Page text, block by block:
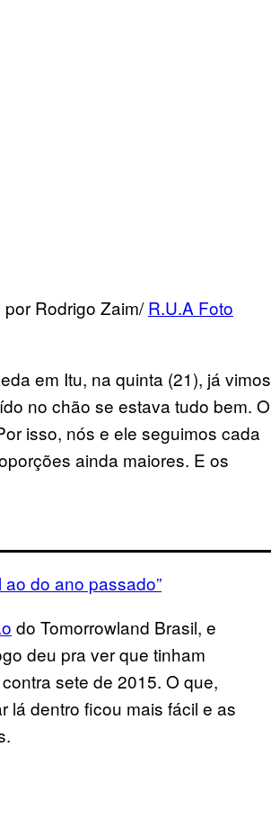
Rodrigo Zaim/R.U.A Foto
em Itu, na quinta (21), já vimos
no chão se estava tudo bem. O
isso, nós e ele seguimos cada
ainda maiores. E os
do ano passado”
do Tomorrowland Brasil, e
deu pra ver que tinham
sete de 2015. O que,
lá dentro ficou mais fácil e as